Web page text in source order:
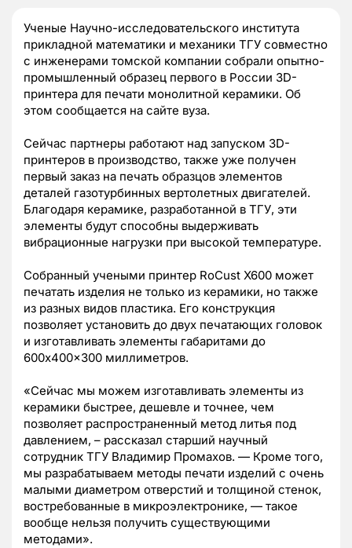
Ученые Научно-исследовательского института
прикладной математики и механики ТГУ совместно
с инженерами томской компании собрали опытно-
промышленный образец первого в России 3D-
принтера для печати монолитной керамики. Об
этом сообщается на сайте вуза.
Сейчас партнеры работают над запуском 3D-
принтеров в производство, также уже получен
первый заказ на печать образцов элементов
деталей газотурбинных вертолетных двигателей.
Благодаря керамике, разработанной в ТГУ, эти
элементы будут способны выдерживать
вибрационные нагрузки при высокой температуре.
Собранный учеными принтер RoCust X600 может
печатать изделия не только из керамики, но также
из разных видов пластика. Его конструкция
позволяет установить до двух печатающих головок
и изготавливать элементы габаритами до
600x400x300 миллиметров.
«Сейчас мы можем изготавливать элементы из
керамики быстрее, дешевле и точнее, чем
позволяет распространенный метод литья под
давлением, – рассказал старший научный
сотрудник ТГУ Владимир Промахов. — Кроме того,
мы разрабатываем методы печати изделий с очень
малыми диаметром отверстий и толщиной стенок,
востребованные в микроэлектронике, — такое
вообще нельзя получить существующими
методами».